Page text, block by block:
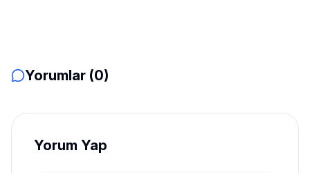
Yorumlar (0)
Yorum Yap